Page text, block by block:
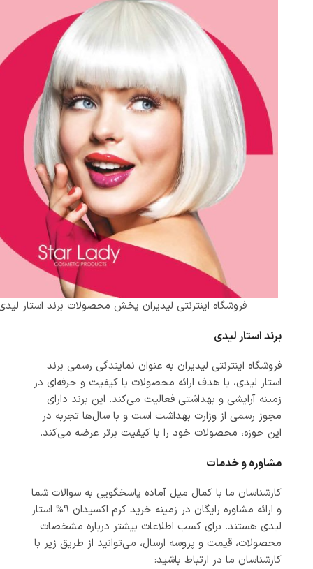
فروشگاه اینترنتی لیدیران پخش محصولات برند استار
برند استار لیدی
فروشگاه اینترنتی لیدیران به عنوان نمایندگی رسمی برند
استار لیدی، با هدف ارائه محصولات با کیفیت و حرفه‌ای در
زمینه آرایشی و بهداشتی فعالیت می‌کند. این برند دارای
مجوز رسمی از وزارت بهداشت است و با سال‌ها تجربه در
این حوزه، محصولات خود را با کیفیت برتر عرضه می‌کند.
مشاوره و خدمات
کارشناسان ما با کمال میل آماده پاسخگویی به سوالات شما
و ارائه مشاوره رایگان در زمینه خرید کرم اکسیدان 9% استار
لیدی هستند. برای کسب اطلاعات بیشتر درباره مشخصات
محصولات، قیمت و پروسه ارسال، می‌توانید از طریق زیر با
کارشناسان ما در ارتباط باشید: